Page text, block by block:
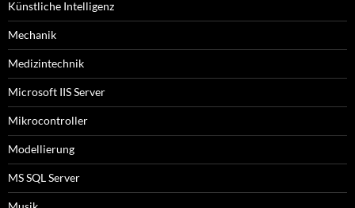
Künstliche Intelligenz
Mechanik
Medizintechnik
Microsoft IIS Server
Mikrocontroller
Modellierung
MS SQL Server